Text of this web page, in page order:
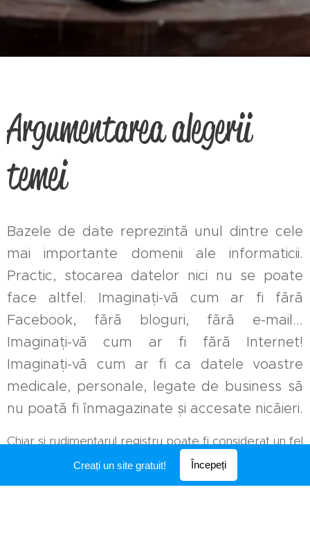
Argumentarea alegerii
temei
Bazele de date reprezintă unul dintre cele
mai importante domenii ale informaticii.
Practic, stocarea datelor nici nu se poate
face altfel. Imaginați-vă cum ar fi fără
Facebook, fără bloguri, fără e-mail...
Imaginați-vă cum ar fi fără Internet!
Imaginați-vă cum ar fi ca datele voastre
medicale, personale, legate de business să
nu poată fi înmagazinate și accesate nicăieri.
Chiar și rudimentarul registru poate fi considerat un fel
de tabel al unei baze de date.
Creați un site gratuit! Începeți